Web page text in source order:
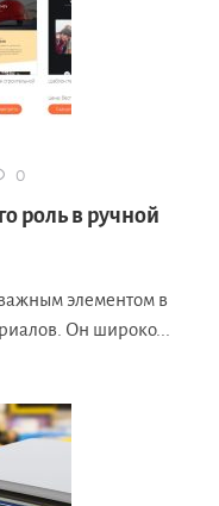
0
роль в ручной
элементом в
Он широко...